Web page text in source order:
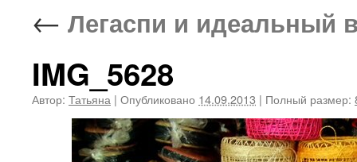
← Легаспи и идеальный
IMG_5628
Автор: Татьяна | Опубликовано 14.09.2013 | Полный размер: